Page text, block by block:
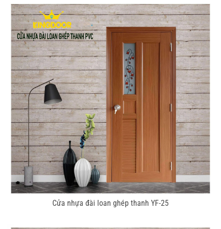
Cửa nhựa đài loan ghép thanh YF-25